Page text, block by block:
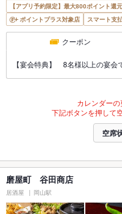
【アプリ予約限定】最大800ポイント還
ポイントプラス対象店
スマート支
クーポン
【宴会特典】 8名様以上の宴会
カレンダーの
下記ボタンを押して
空席
磨屋町 谷田商店
居酒屋 岡山駅